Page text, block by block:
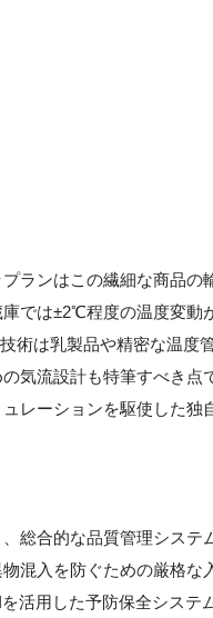
ランはこの繊細な商品の
では±2℃程度の温度変動
術は乳製品や精密な温度
気流設計も特筆すべき点
レーションを駆使した独
総合的な品質管理システ
混入を防ぐための厳格な
活用した予防保全システ